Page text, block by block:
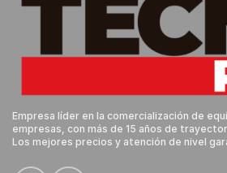
Empresa líder en la comercialización de
empresas, con más de 15 años de
Los mejores precios y atención de nivel